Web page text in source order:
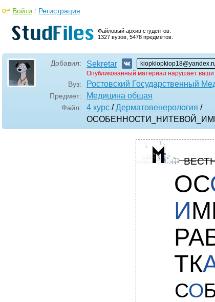
Файловый архив студентов.
1327 вузов, 5478 предметов.
Войти / Регистрация
Добавил: Sekretar
Опубликованный материал нарушает ваши
Вуз: Ростовский Государственный
Предмет: Медицина общая
Файл: 4 курс /Дерматовенерология /
ОС
И
ТК
СО